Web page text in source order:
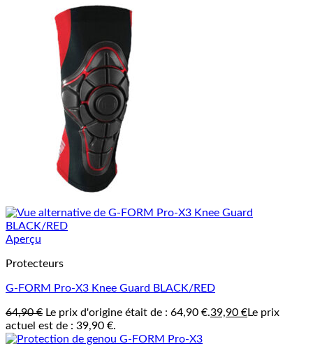
Aperçu
Protecteurs
G-FORM Pro-X3 Knee Guard BLACK/RED
64,90€ Le prix d'origine était de : 64,90 €.39,90 €Le prix
actuel est de : 39,90 €.